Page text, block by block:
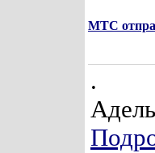
МТС
.